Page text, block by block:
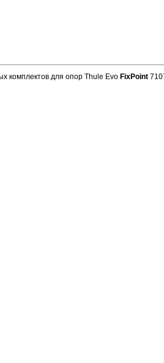
комплектов для опор Thule Evo FixPoint